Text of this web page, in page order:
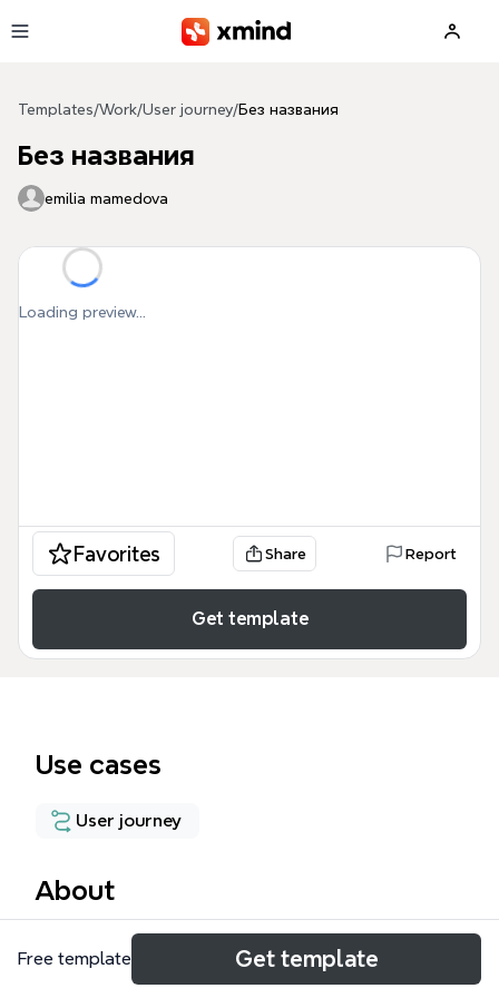
Templates/Work/User journey/Без названия
Без названия
emilia mamedova
Loading preview...
Favorites Share Report
Get template
Use cases
User journey
About
Этот шаблон Без названия представляет собой
детальную схему пользовательского пути (User
Free template Get template